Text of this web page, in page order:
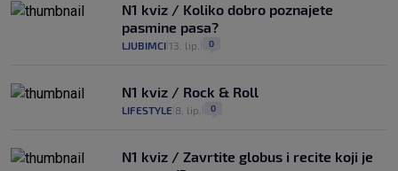
N1 kviz / Koliko dobro poznajete
pasmine pasa?
LJUBIMCI 13. lip. 0
N1 kviz / Rock & Roll
LIFESTYLE 8. lip. 0
N1 kviz / Zavrtite globus i recite koji je